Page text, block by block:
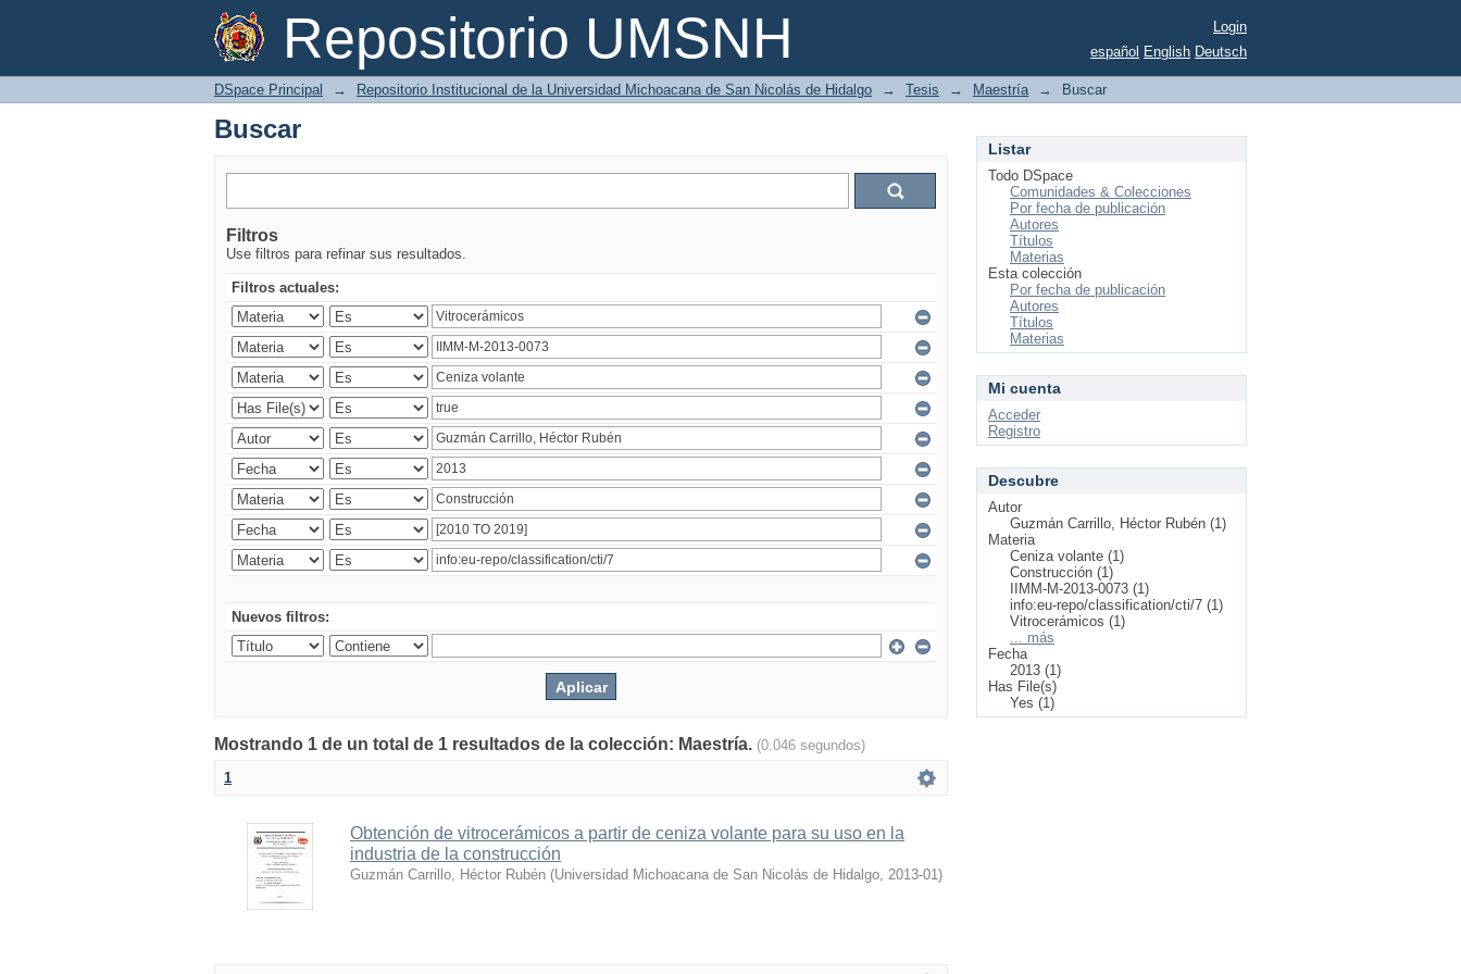
Repositorio UMSNH
Buscar
Login
español English Deutsch
DSpace Principal → Repositorio Institucional de la Universidad Michoacana de San Nicolás de Hidalgo → Tesis → Maestría → Buscar
Buscar
Filtros
Use filtros para refinar sus resultados.
Filtros actuales:
Nuevos filtros:
Mostrando 1 de un total de 1 resultados de la colección: Maestría. (0.046 segundos)
1
Obtención de vitrocerámicos a partir de ceniza volante para su uso en la
industria de la construcción
Guzmán Carrillo, Héctor Rubén (Universidad Michoacana de San Nicolás de Hidalgo, 2013-01)
Listar
Todo DSpace
Comunidades & Colecciones
Por fecha de publicación
Autores
Títulos
Materias
Esta colección
Por fecha de publicación
Autores
Títulos
Materias
Mi cuenta
Acceder
Registro
Descubre
Autor
Guzmán Carrillo, Héctor Rubén (1)
Materia
Ceniza volante (1)
Construcción (1)
IIMM-M-2013-0073 (1)
info:eu-repo/classification/cti/7 (1)
Vitrocerámicos (1)
... más
Fecha
2013 (1)
Has File(s)
Yes (1)